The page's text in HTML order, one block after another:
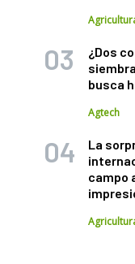
¿Dos
busca
Agtech
La
campo